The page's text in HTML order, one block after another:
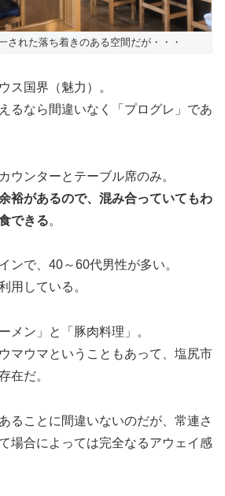
された落ち着きのある空間だが・・・
ス国界（魅力）。
るなら間違いなく「プログレ」であ
ウンターとテーブル席のみ。
裕があるので、混み合っていてもわ
できる。
ンで、40～60代男性が多い。
用している。
メン」と「豚肉料理」。
マウマということもあって、塩尻市
在だ。
ることに間違いないのだが、常連さ
場合によっては完全なるアウェイ感